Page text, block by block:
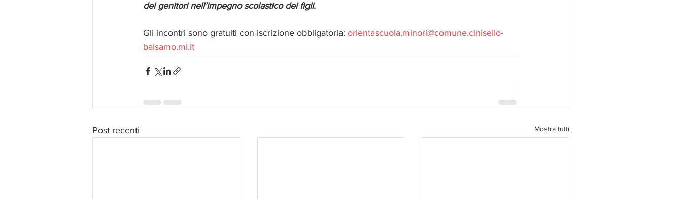
dei genitori nell’impegno scolastico dei figli.
Gli incontri sono gratuiti con iscrizione obbligatoria: orientascuola.minori@comune.cinisello-
balsamo.mi.it
Post recenti Mostra tutti